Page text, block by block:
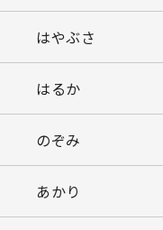
はやぶさ
はるか
のぞみ
あかり